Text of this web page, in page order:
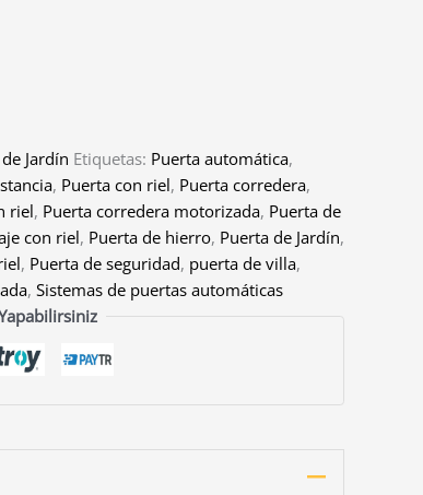
Jardín Etiquetas: Puerta automática,
, Puerta con riel, Puerta corredera,
riel, Puerta corredera motorizada, Puerta de
con riel, Puerta de hierro, Puerta de Jardín,
, Puerta de seguridad, puerta de villa,
, Sistemas de puertas automáticas